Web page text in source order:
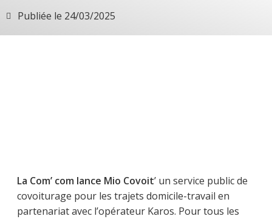
Publiée le 24/03/2025
La Com’ com lance Mio Covoit’ un service public de
covoiturage pour les trajets domicile-travail en
partenariat avec l’opérateur Karos. Pour tous les